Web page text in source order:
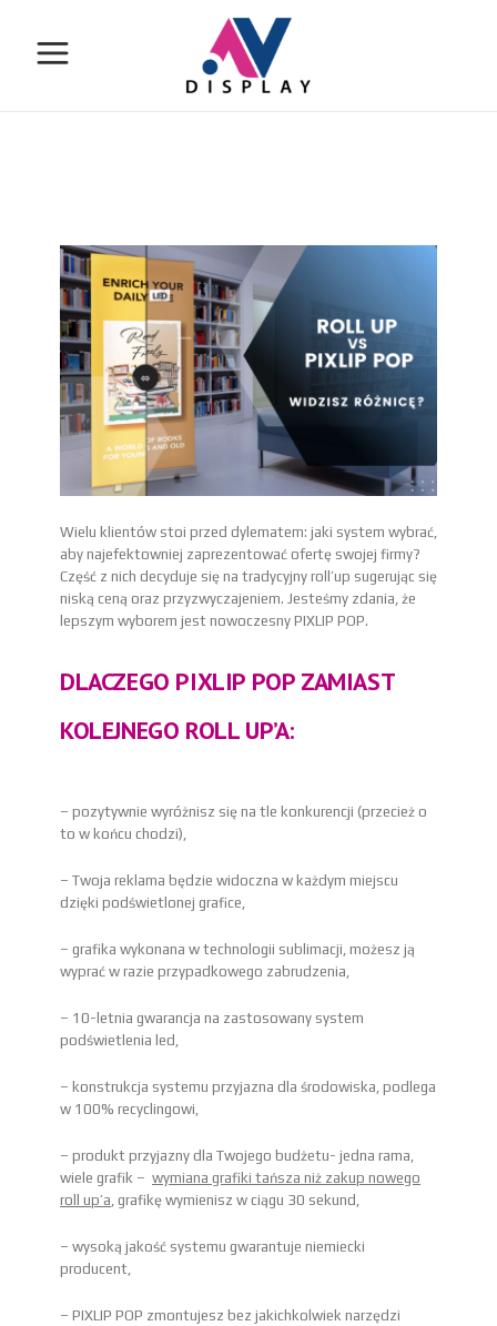
Wielu klientów stoi przed dylematem: jaki system wybrać,
aby najefektowniej zaprezentować ofertę swojej firmy?
Część z nich decyduje się na tradycyjny roll’up sugerując się
niską ceną oraz przyzwyczajeniem. Jesteśmy zdania, że
lepszym wyborem jest nowoczesny PIXLIP POP.
DLACZEGO PIXLIP POP ZAMIAST
KOLEJNEGO ROLL UP’A:
– pozytywnie wyróżnisz się na tle konkurencji (przecież o
to w końcu chodzi),
– Twoja reklama będzie widoczna w każdym miejscu
dzięki podświetlonej grafice,
– grafika wykonana w technologii sublimacji, możesz ją
wyprać w razie przypadkowego zabrudzenia,
– 10-letnia gwarancja na zastosowany system
podświetlenia led,
– konstrukcja systemu przyjazna dla środowiska, podlega
w 100% recyclingowi,
– produkt przyjazny dla Twojego budżetu- jedna rama,
wiele grafik – wymiana grafiki tańsza niż zakup nowego
roll up’a, grafikę wymienisz w ciągu 30 sekund,
– wysoką jakość systemu gwarantuje niemiecki
producent,
– PIXLIP POP zmontujesz bez jakichkolwiek narzędzi